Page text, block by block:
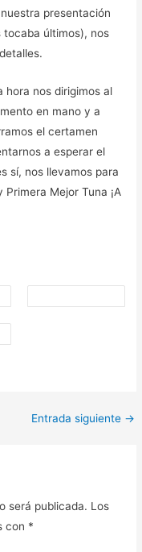
presentación
últimos), nos
hora nos dirigimos al
en mano y a
el certamen
a esperar el
sí, nos llevamos para
Mejor Tuna ¡A
Entrada siguiente →
será publicada. Los
con *